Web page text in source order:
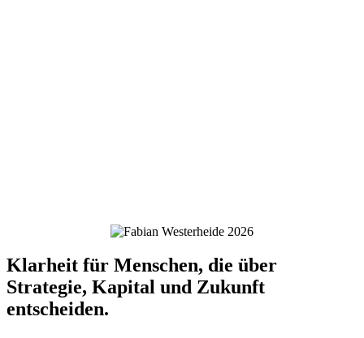
Klarheit für Menschen, die über
Strategie, Kapital und Zukunft
entscheiden.